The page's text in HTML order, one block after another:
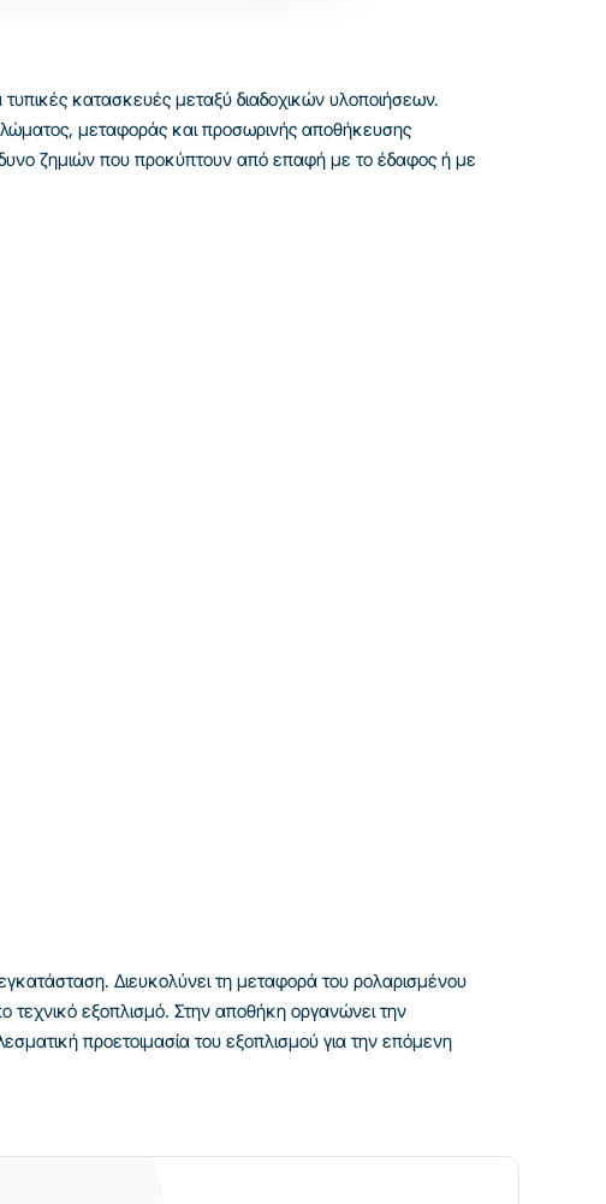
κατασκευές μεταξύ διαδοχικών υλοποιήσεων.
μεταφοράς και προσωρινής αποθήκευσης
ζημιών που προκύπτουν από επαφή με το έδαφος ή με
Διευκολύνει τη μεταφορά του ρολαρισμένου
τεχνικό εξοπλισμό. Στην αποθήκη οργανώνει την
προετοιμασία του εξοπλισμού για την επόμενη